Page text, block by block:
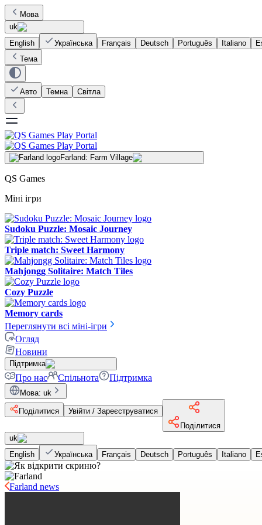
Мова
uk
English
Українська Français Deutsch Português Italiano
Тема
Авто Темна Світла
Farland: Farm Village
QS Games
Міні ігри
Sudoku Puzzle: Mosaic Journey
Triple match: Sweet Harmony
Mahjongg Solitaire: Match Tiles
Cozy Puzzle
Memory cards
Переглянути всі міні-ігри
Огляд
Новини
Підтримка
Про нас Спільнота Підтримка
Мова: uk
Поділитися
Увійти / Зареєструватися
Поділитися
uk
English
Українська Français Deutsch Português Italiano
Farland news